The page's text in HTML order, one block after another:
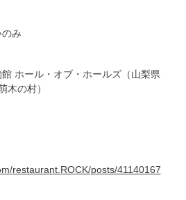
み
ホール・オブ・ホールズ（山梨県
木の村）
restaurant.ROCK/posts/41140167